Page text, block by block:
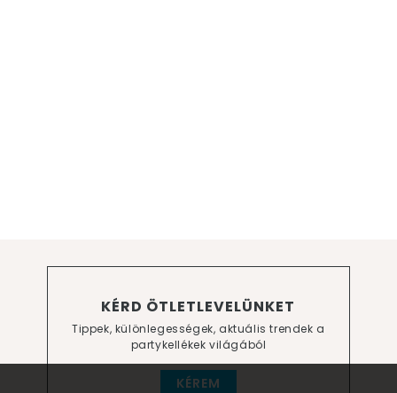
KÉRD ÖTLETLEVELÜNKET
Tippek, különlegességek, aktuális trendek a
partykellékek világából
KÉREM